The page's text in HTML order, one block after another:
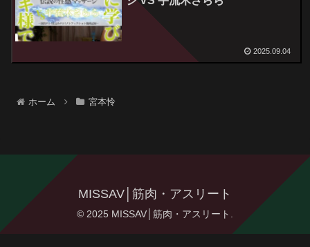
2025.09.04
ホーム 宮本怜
MISSAV│筋肉・アスリート
© 2025 MISSAV│筋肉・アスリート.